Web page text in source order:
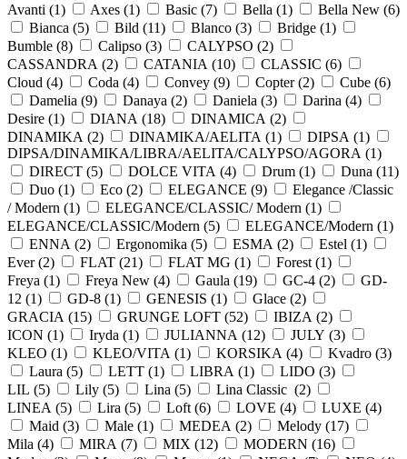
Avanti (1) Axes (1) Basic (7) Bella (1) Bella New (6)
Bianca (5) Bild (11) Blanco (3) Bridge (1)
Bumble (8) Calipso (3) CALYPSO (2)
CASSANDRA (2) CATANIA (10) CLASSIC (6)
Cloud (4) Coda (4) Convey (9) Copter (2) Cube (6)
Damelia (9) Danaya (2) Daniela (3) Darina (4)
Desire (1) DIANA (18) DINAMICA (2)
DINAMIKA (2) DINAMIKA/AELITA (1) DIPSA (1)
DIPSA/DINAMIKA/LIBRA/AELITA/CALYPSO/AGORA (1)
DIRECT (5) DOLCE VITA (4) Drum (1) Duna (11)
Duo (1) Eco (2) ELEGANCE (9)
Elegance /Classic
/ Modern (1) ELEGANCE/CLASSIC/ Modern (1)
ELEGANCE/CLASSIC/Modern (5) ELEGANCE/Modern (1)
ENNA (2) Ergonomika (5) ESMA (2) Estel (1)
Ever (2) FLAT (21) FLAT MG (1) Forest (1)
Freya (1) Freya New (4) Gaula (19) GC-4 (2)
GD-
12 (1) GD-8 (1) GENESIS (1) Glace (2)
GRACIA (15) GRUNGE LOFT (52) IBIZA (2)
ICON (1) Iryda (1) JULIANNA (12) JULY (3)
KLEO (1) KLEO/VITA (1) KORSIKA (4) Kvadro (3)
Laura (5) LETT (1) LIBRA (1) LIDO (3)
LIL (5) Lily (5) Lina (5) Lina Classic (2)
LINEA (5) Lira (5) Loft (6) LOVE (4) LUXE (4)
Maid (3) Male (1) MEDEA (2) Melody (17)
Mila (4) MIRA (7) MIX (12) MODERN (16)